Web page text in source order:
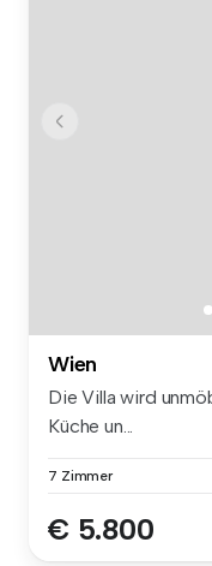
Wien
Die Villa wird
Küche un...
7 Zimmer
€ 5.800